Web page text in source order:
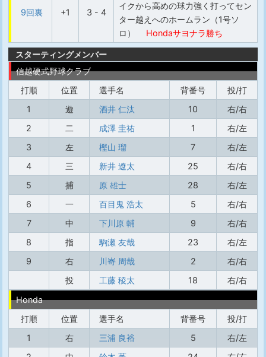
9回裏 +1 3 - 4
イクから高めの球力強く打ってセン
ター越えへのホームラン（1号ソ
ロ）
Hondaサヨナラ勝ち
スターティングメンバー
信越硬式野球クラブ
打順
位置 選手名 背番号
投/打
1
遊 酒井 仁汰 10
右/右
2
二 成澤 圭祐 1
右/左
3
左 樫山 瑠 7
右/左
4
三 新井 遼太 25
右/右
5
捕 原 雄士 28
右/左
6
一 百目鬼 浩太 5
右/右
7
中 下川原 輔 9
右/右
8
指 駒瀬 友哉 23
右/左
9
右 川㟢 周哉 2
右/右
投
工藤 稜太 18
右/右
Honda
打順
位置 選手名 背番号
投/打
1
右 三浦 良裕 5
右/左